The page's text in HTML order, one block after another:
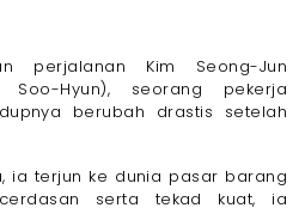
perjalanan Kim Seong-Jun
Hyun), seorang pekerja
berubah drastis setelah
ia terjun ke dunia pasar barang
serta tekad kuat, ia